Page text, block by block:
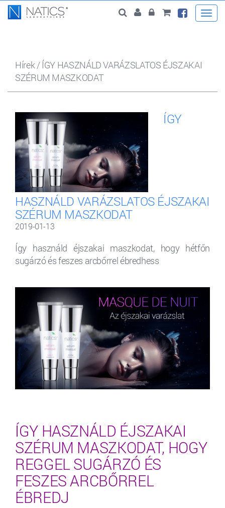
Hírek/ ÍGY HASZNÁLD VARÁZSLATOS ÉJSZAKAI
SZÉRUM MASZKODAT
ÍGY
HASZNÁLD VARÁZSLATOS ÉJSZAKAI
SZÉRUM MASZKODAT
2019-01-13
Így használd éjszakai maszkodat, hogy hétfőn
sugárzó és feszes arcbőrrel ébredhess
ÍGY HASZNÁLD ÉJSZAKAI
SZÉRUM MASZKODAT, HOGY
REGGEL SUGÁRZÓ ÉS
FESZES ARCBŐRREL
ÉBREDJ